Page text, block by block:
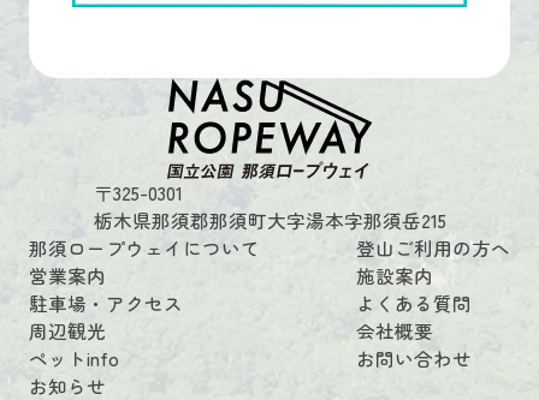
〒325-0301
栃木県那須郡那須町大字湯本字那須岳215
那須ロープウェイについて
営業案内
駐車場・アクセス
周辺観光
ペットinfo
お知らせ
登山ご利用の方へ
施設案内
よくある質問
会社概要
お問い合わせ